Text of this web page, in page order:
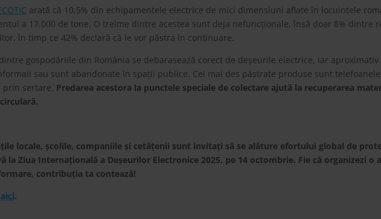
arată că 10,5% din echipamentele electrice de mici dimensiuni aflate în locuințele
a 17.000 de tone. O treime dintre acestea sunt deja nefuncționale, însă doar 8% dintre
în timp ce 42% declară că le vor păstra în continuare.
gospodăriile din România se debarasează corect de deșeurile electrice, iar
sau sunt abandonate în spații publice. Cel mai des păstrate produse sunt
prin sertare. Predarea acestora la punctele speciale de colectare ajută la recuperarea
locale, școlile, companiile și cetățenii sunt invitați să se alăture efortului global de
la Ziua Internațională a Deșeurilor Electronice 2025, pe 14 octombrie. Fie că organizezi
contribuția ta contează!
aici.